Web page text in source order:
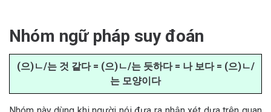
Nhóm ngữ pháp suy đoán
(으)ㄴ/는 것 같다 = (으)ㄴ/는 듯하다 = 나 보다 = (으)ㄴ/
는 모양이다